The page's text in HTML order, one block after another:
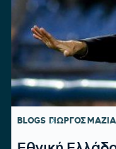
BLOGS ΓΙΩΡΓΟΣ